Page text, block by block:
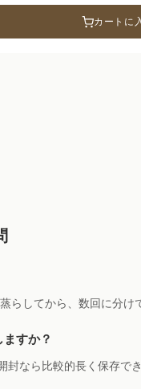
カートに
らしてから、数回に分け
すか？
なら比較的長く保存で